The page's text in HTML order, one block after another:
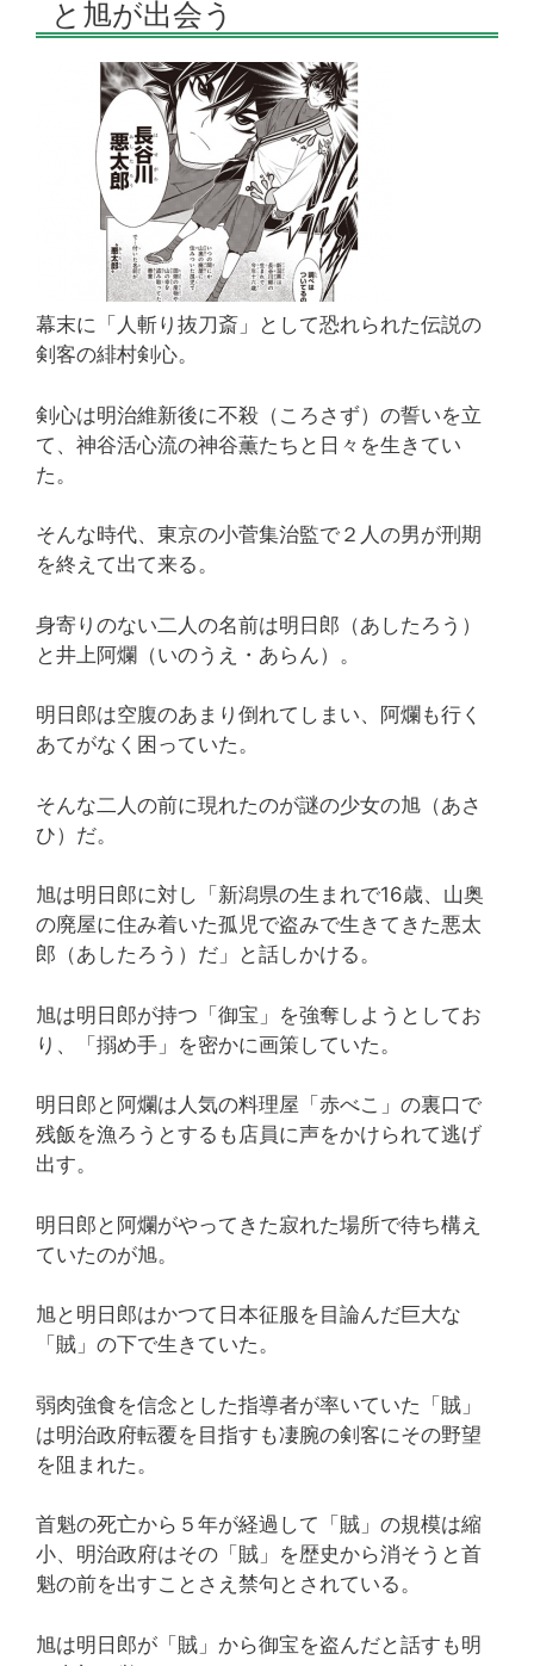
と旭が出会う
幕末に「人斬り抜刀斎」として恐れられた伝説の
剣客の緋村剣心。
剣心は明治維新後に不殺（ころさず）の誓いを立
て、神谷活心流の神谷薫たちと日々を生きてい
た。
そんな時代、東京の小菅集治監で２人の男が刑期
を終えて出て来る。
身寄りのない二人の名前は明日郎（あしたろう）
と井上阿爛（いのうえ・あらん）。
明日郎は空腹のあまり倒れてしまい、阿爛も行く
あてがなく困っていた。
そんな二人の前に現れたのが謎の少女の旭（あさ
ひ）だ。
旭は明日郎に対し「新潟県の生まれで16歳、山奥
の廃屋に住み着いた孤児で盗みで生きてきた悪太
郎（あしたろう）だ」と話しかける。
旭は明日郎が持つ「御宝」を強奪しようとしてお
り、「搦め手」を密かに画策していた。
明日郎と阿爛は人気の料理屋「赤べこ」の裏口で
残飯を漁ろうとするも店員に声をかけられて逃げ
出す。
明日郎と阿爛がやってきた寂れた場所で待ち構え
ていたのが旭。
旭と明日郎はかつて日本征服を目論んだ巨大な
「賊」の下で生きていた。
弱肉強食を信念とした指導者が率いていた「賊」
は明治政府転覆を目指すも凄腕の剣客にその野望
を阻まれた。
首魁の死亡から５年が経過して「賊」の規模は縮
小、明治政府はその「賊」を歴史から消そうと首
魁の前を出すことさえ禁句とされている。
旭は明日郎が「賊」から御宝を盗んだと話すも明